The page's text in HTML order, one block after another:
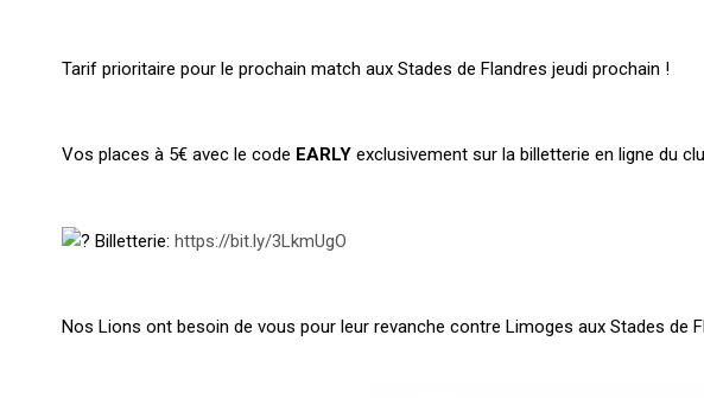
Tarif prioritaire pour le prochain match aux Stades de Flandres jeudi prochain !
Vos places à 5€ avec le code EARLY exclusivement sur la billetterie en ligne du
Billetterie: https://bit.ly/3LkmUgO
Nos Lions ont besoin de vous pour leur revanche contre Limoges aux Stades de